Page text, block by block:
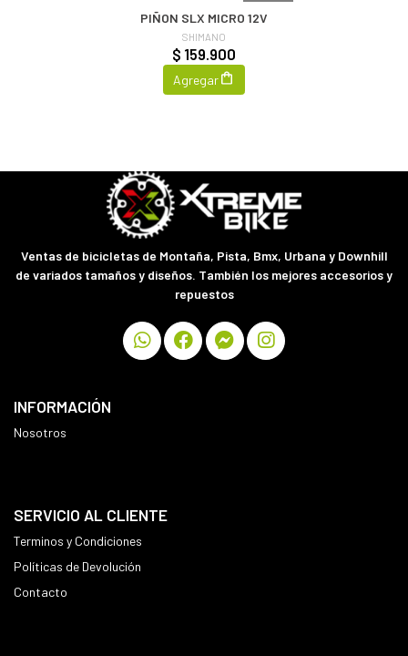
PIÑON SLX MICRO 12V
SHIMANO
$ 159.900
Agregar
Ventas de bicicletas de Montaña, Pista, Bmx, Urbana y Downhill
de variados tamaños y diseños. También los mejores accesorios y
repuestos
INFORMACIÓN
Nosotros
SERVICIO AL CLIENTE
Terminos y Condiciones
Políticas de Devolución
Contacto